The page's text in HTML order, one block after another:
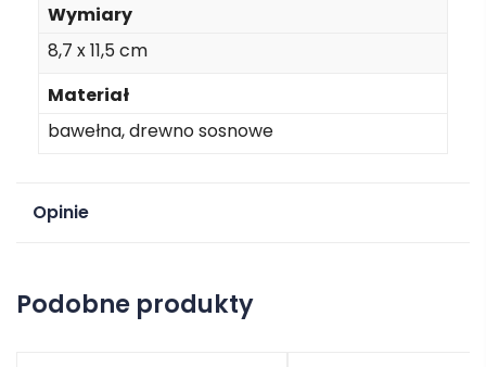
Wymiary
8,7 x 11,5 cm
Materiał
bawełna, drewno sosnowe
Opinie
Podobne produkty